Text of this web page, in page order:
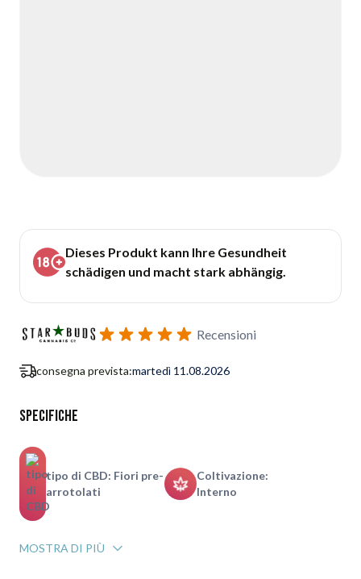
Dieses Produkt kann Ihre Gesundheit
schädigen und macht stark abhängig.
Recensioni
consegna prevista:martedì 11.08.2026
Specifiche
tipo di CBD: Fiori pre-
arrotolati
Coltivazione:
Interno
MOSTRA DI PIÙ